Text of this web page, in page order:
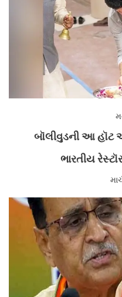
બૉલીવુડની આ હૉટ
ભારતીય